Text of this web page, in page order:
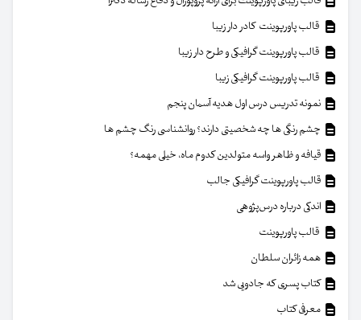
قالب پاورپوینت کادر دار زیبا
قالب پاورپوینت گرافیکی و طرح دار زیبا
قالب پاورپوینت گرافیکی زیبا
نمونه تدریس درس اول هدیه آسمان پنجم
چشم رنگی ها چه شخصیتی دارند؟ روانشناسی رنگ چشم ها
قیافه و ظاهر واسه متولدین کدوم ماه، خیلی مهمه؟
قالب پاورپوینت گرافیکی جالب
اندکی درباره درس‌پژوهی
قالب پاورپوینت
همه زائران سلطان
کتاب پسری که جادویی شد
معرفی کتاب